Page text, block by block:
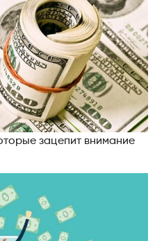
зацепит внимание